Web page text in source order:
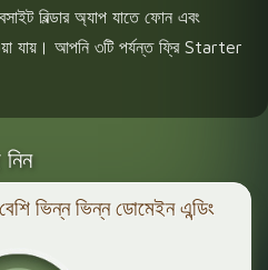
বিল্ডার অ্যাপ যাতে ফোন এবং
যায়। আপনি ৩টি পর্যন্ত ফ্রি Starter
ভিন্ন ভিন্ন ডোমেইন এন্ডিং